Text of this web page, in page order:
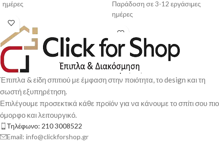
ημέρες
Παράδοση σε 3-12 εργάσιμες
ημέρες
Έπιπλα & είδη σπιτιού με έμφαση στην ποιότητα, το design και τη
σωστή εξυπηρέτηση.
Επιλέγουμε προσεκτικά κάθε προϊόν για να κάνουμε το σπίτι σου πιο
όμορφο και λειτουργικό.
Τηλέφωνο: 210 3008522
Email: info@clickforshop.gr